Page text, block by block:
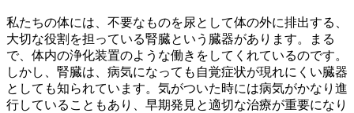
私たちの体には、不要なものを尿として体の外に排出する、
大切な役割を担っている腎臓という臓器があります。まる
で、体内の浄化装置のような働きをしてくれているのです。
しかし、腎臓は、病気になっても自覚症状が現れにくい臓器
としても知られています。気がついた時には病気がかなり進
行していることもあり、早期発見と適切な治療が重要になり